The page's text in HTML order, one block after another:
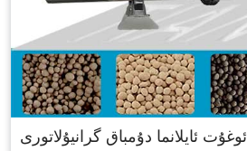
ئوغۇت ئايلانما دۇمباق گرانيۇلاتورى